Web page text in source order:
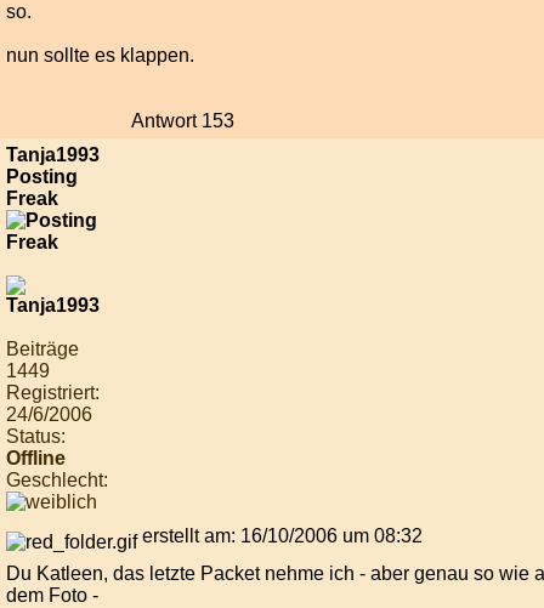
so.
nun sollte es klappen.
Antwort 153
Tanja1993
Posting
Freak
Beiträge
1449
Registriert:
24/6/2006
Status:
Offline
Geschlecht:
erstellt am: 16/10/2006 um 08:32
Du Katleen, das letzte Packet nehme ich - aber genau so wie
dem Foto -